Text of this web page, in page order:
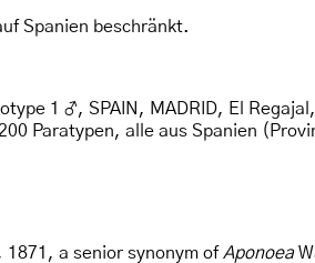
Spanien beschränkt.
1 ♂, SPAIN, MADRID, El
Paratypen, alle aus Spanien
a senior synonym of Aponoea